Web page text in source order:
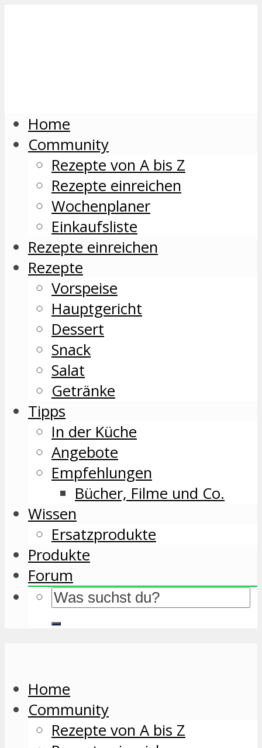
Home
Community
Rezepte von A bis Z
Rezepte einreichen
Wochenplaner
Einkaufsliste
Rezepte einreichen
Rezepte
Vorspeise
Hauptgericht
Dessert
Snack
Salat
Getränke
Tipps
In der Küche
Angebote
Empfehlungen
Bücher, Filme und Co.
Wissen
Ersatzprodukte
Produkte
Forum
Home
Community
Rezepte von A bis Z